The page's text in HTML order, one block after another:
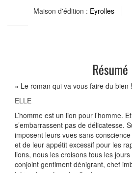
Maison d'édition : Eyrolles
Résumé
« Le roman qui va vous faire du bien
ELLE
L’homme est un lion pour l’homme.
s’embarrassent pas de délicatesse.
imposent leurs vues sans
et de leur appétit excessif pour les
lions, nous les croisons tous les
conjoint gentiment dénigrant, chef